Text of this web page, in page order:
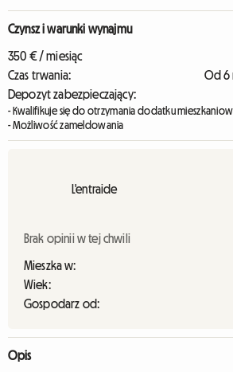
Czynsz i warunki wynajmu
350 € / miesiąc
Czas trwania:
Od 6
Depozyt zabezpieczający:
- Kwalifikuje się do otrzymania dodatku
- Możliwość zameldowania
L'entraide
Brak opinii w tej chwili
Mieszka w:
Wiek:
Gospodarz od:
Opis